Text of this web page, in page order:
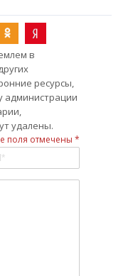
в
ресурсы,
администрации
удалены.
поля отмечены *